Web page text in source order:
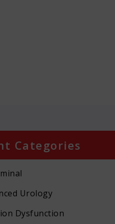
Categories
Urology
Dysfunction